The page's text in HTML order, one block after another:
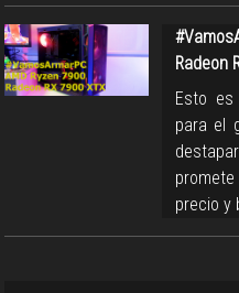
Radeon
Esto es
para el
precio y